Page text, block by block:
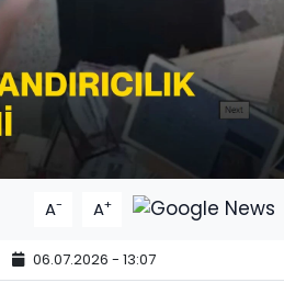
A- A+
06.07.2026 - 13:07